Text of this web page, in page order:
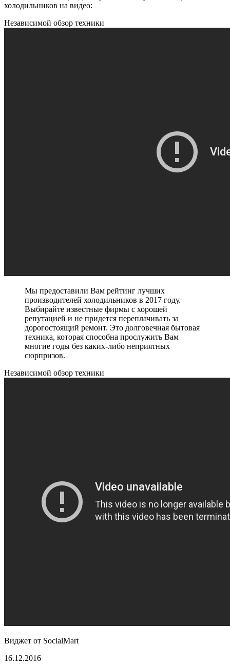
холодильников на видео:
Независимой обзор техники
Мы предоставили Вам рейтинг лучших
производителей холодильников в 2017 году.
Выбирайте известные фирмы с хорошей
репутацией и не придется переплачивать за
дорогостоящий ремонт. Это долговечная бытовая
техника, которая способна прослужить Вам
многие годы без каких-либо неприятных
сюрпризов.
Независимой обзор техники
Виджет от SocialMart
16.12.2016